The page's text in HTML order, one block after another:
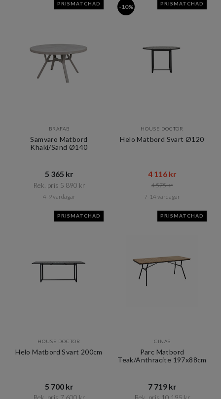
PRISMATCHAD
BRAFAB
Samvaro Matbord
Khaki/Sand Ø140
5 365 kr​​
Rek. pris 5 890 kr​​
4-9 vardagar
-10% PRISMATCHAD
HOUSE DOCTOR
Helo Matbord Svart Ø120
4 116 kr​​
4 575 kr​​
7-14 vardagar
PRISMATCHAD
HOUSE DOCTOR
Helo Matbord Svart 200cm
5 700 kr​​
Rek. pris 7 600 kr​​
PRISMATCHAD
CINAS
Parc Matbord
Teak/Anthracite 197x88cm
7 719 kr​​
Rek. pris 10 195 kr​​